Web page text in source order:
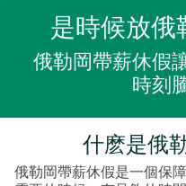
是時候放俄
俄勒岡帶薪休假
時刻
什麽是俄
俄勒岡帶薪休假是一個保